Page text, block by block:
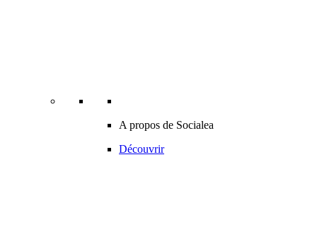
A propos de Socialea
Découvrir